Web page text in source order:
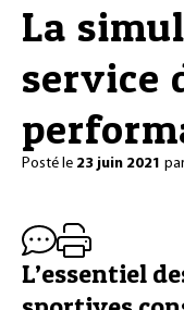
La
service
Posté le 23 juin 2021
L’essentiel